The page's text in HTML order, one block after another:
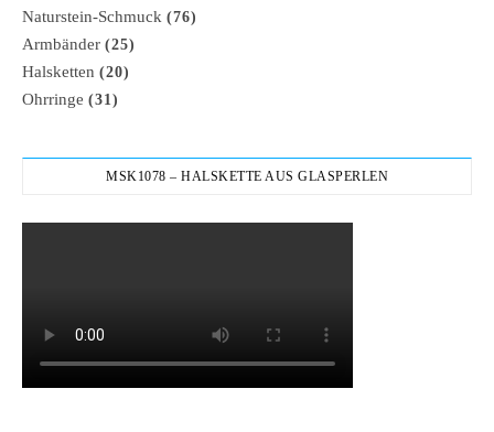
Naturstein-Schmuck (76)
Armbänder (25)
Halsketten (20)
Ohrringe (31)
MSK1078 – HALSKETTE AUS GLASPERLEN